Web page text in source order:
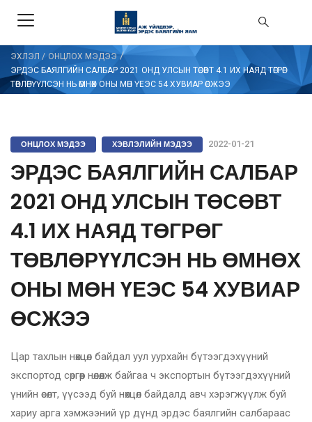
ЭХЛЭЛ / ОНЦЛОХ МЭДЭЭ/
ЭРДЭС БАЯЛГИЙН САЛБАР 2021 ОНД УЛСЫН ТӨСӨВТ 4.1 ИХ НАЯД ТӨГРӨГ
ТӨВЛӨРҮҮЛСЭН НЬ ӨМНӨХ ОНЫ МӨН ҮЕЭС 54 ХУВИАР ӨСЖЭЭ
ОНЦЛОХ МЭДЭЭ ХЭВЛЭЛИЙН МЭДЭЭ 2022-01-21
ЭРДЭС БАЯЛГИЙН САЛБАР
2021 ОНД УЛСЫН ТӨСӨВТ
4.1 ИХ НАЯД ТӨГРӨГ
ТӨВЛӨРҮҮЛСЭН НЬ ӨМНӨХ
ОНЫ МӨН ҮЕЭС 54 ХУВИАР
ӨСЖЭЭ
Цар тахлын нөхцөл байдал уул уурхайн бүтээгдэхүүний
экспортод сөргөөр нөлөөлж байгаа ч экспортын бүтээгдэхүүний
үнийн өсөлт, үүсээд буй нөхцөл байдалд авч хэрэгжүүлж буй
хариу арга хэмжээний үр дүнд эрдэс баялгийн салбараас